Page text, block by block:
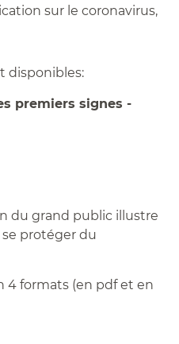
sur le coronavirus,
disponibles:
premiers signes -
du grand public illustre
se protéger du
4 formats (en pdf et en